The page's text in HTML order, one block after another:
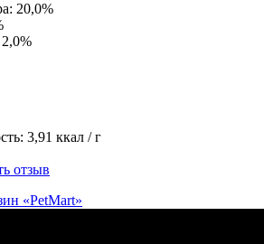
20,0%
3,91 ккал / г
отзыв